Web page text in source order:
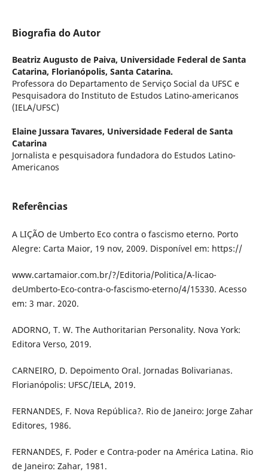
Biografia do Autor
Beatriz Augusto de Paiva, Universidade Federal de Santa
Catarina, Florianópolis, Santa Catarina.
Professora do Departamento de Serviço Social da UFSC e
Pesquisadora do Instituto de Estudos Latino-americanos
(IELA/UFSC)
Elaine Jussara Tavares, Universidade Federal de Santa
Catarina
Jornalista e pesquisadora fundadora do Estudos Latino-
Americanos
Referências
A LIÇÃO de Umberto Eco contra o fascismo eterno. Porto
Alegre: Carta Maior, 19 nov, 2009. Disponível em: https://
www.cartamaior.com.br/?/Editoria/Politica/A-licao-
deUmberto-Eco-contra-o-fascismo-eterno/4/15330. Acesso
em: 3 mar. 2020.
ADORNO, T. W. The Authoritarian Personality. Nova York:
Editora Verso, 2019.
CARNEIRO, D. Depoimento Oral. Jornadas Bolivarianas.
Florianópolis: UFSC/IELA, 2019.
FERNANDES, F. Nova República?. Rio de Janeiro: Jorge Zahar
Editores, 1986.
FERNANDES, F. Poder e Contra-poder na América Latina. Rio
de Janeiro: Zahar, 1981.